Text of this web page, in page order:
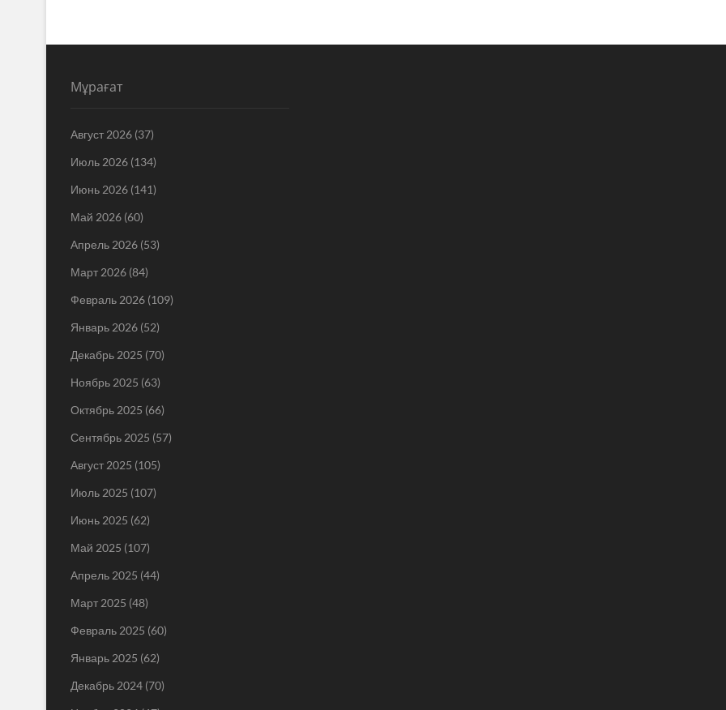
Мұрағат
Август 2026 (37)
Июль 2026 (134)
Июнь 2026 (141)
Май 2026 (60)
Апрель 2026 (53)
Март 2026 (84)
Февраль 2026 (109)
Январь 2026 (52)
Декабрь 2025 (70)
Ноябрь 2025 (63)
Октябрь 2025 (66)
Сентябрь 2025 (57)
Август 2025 (105)
Июль 2025 (107)
Июнь 2025 (62)
Май 2025 (107)
Апрель 2025 (44)
Март 2025 (48)
Февраль 2025 (60)
Январь 2025 (62)
Декабрь 2024 (70)